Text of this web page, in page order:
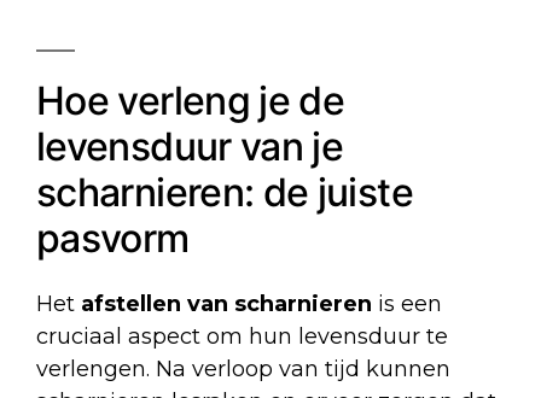
Hoe verleng je de
levensduur van je
scharnieren: de juiste
pasvorm
Het afstellen van scharnieren is een
cruciaal aspect om hun levensduur te
verlengen. Na verloop van tijd kunnen